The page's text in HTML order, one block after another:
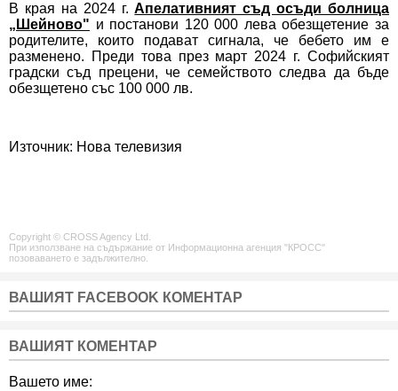
В края на 2024 г.Апелативният съд осъди болница
„Шейново" и постанови 120 000 лева обезщетение за
родителите, които подават сигнала, че бебето им е
разменено. Преди това през март 2024 г. Софийският
градски съд прецени, че семейството следва да бъде
обезщетено със 100 000 лв.
Източник: Нова телевизия
Copyright © CROSS Agency Ltd.
При използване на съдържание от Информационна агенция "КРОСС"
позоваването е задължително.
ВАШИЯТ FACEBOOK КОМЕНТАР
ВАШИЯТ КОМЕНТАР
Вашето име: